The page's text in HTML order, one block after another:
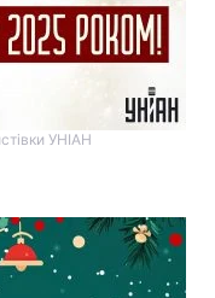
УНІАН